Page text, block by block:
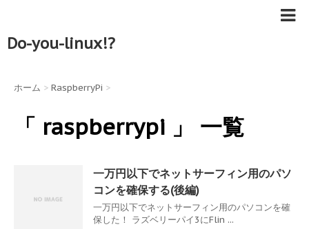
Do-you-linux!?
ホーム > RaspberryPi >
「 raspberrypi 」 一覧
一万円以下でネットサーフィン用のパソ
コンを確保する(後編)
一万円以下でネットサーフィン用のパソコンを確
保した！ ラズベリーパイ3にFlin ...